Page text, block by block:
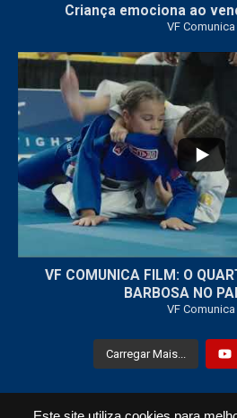
Criança emociona ao
VF Comunica
VF COMUNICA FILM: O
BARBOSA NO
VF Comunica
Carregar Mais...